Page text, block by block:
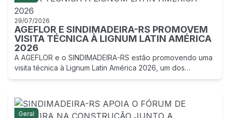
29/07/2026
AGEFLOR E SINDIMADEIRA-RS PROMOVEM
VISITA TÉCNICA À LIGNUM LATIN AMÉRICA
2026
A AGEFLOR e o SINDIMADEIRA-RS estão promovendo uma
visita técnica à Lignum Latin América 2026, um dos
principais eventos voltados à cadeia florestal e madeireira,
Geral